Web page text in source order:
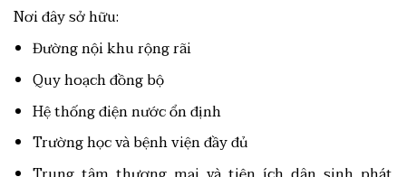
Nơi đây sở hữu:
Đường nội khu rộng rãi
Quy hoạch đồng bộ
Hệ thống điện nước ổn định
Trường học và bệnh viện đầy đủ